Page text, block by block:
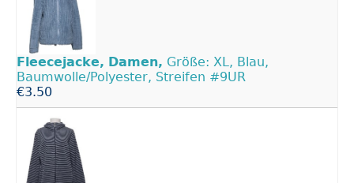
Fleecejacke, Damen, Größe: XL, Blau,
Baumwolle/Polyester, Streifen #9UR
€3.50